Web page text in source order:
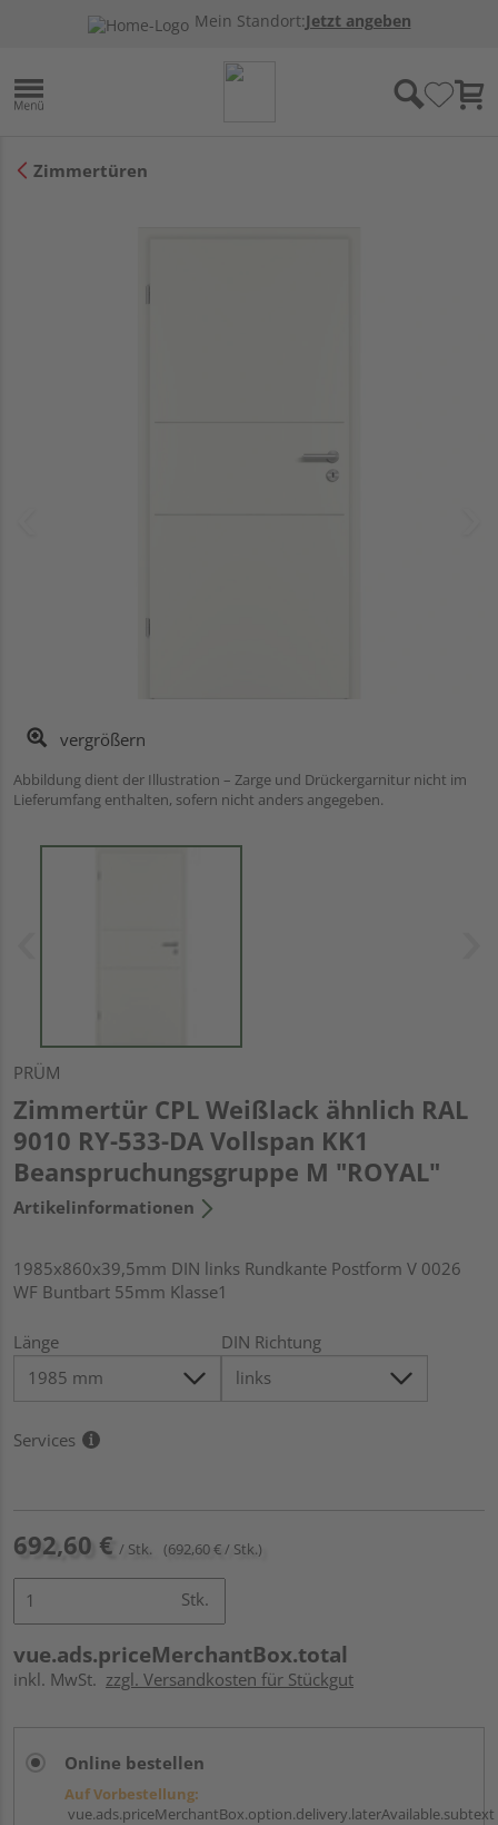
Mein Standort:Jetzt angeben
Zimmertüren
vergrößern
Abbildung dient der Illustration – Zarge und Drückergarnitur nicht im
Lieferumfang enthalten, sofern nicht anders angegeben.
PRÜM
Zimmertür CPL Weißlack ähnlich RAL
9010 RY-533-DA Vollspan KK1
Beanspruchungsgruppe M "ROYAL"
Artikelinformationen
1985x860x39,5mm DIN links Rundkante Postform V 0026
WF Buntbart 55mm Klasse1
Länge DIN Richtung
Services
692,60 € / Stk. (692,60 € / Stk.)
Stk.
vue.ads.priceMerchantBox.total
inkl. MwSt. zzgl. Versandkosten für Stückgut
Online bestellen
Auf Vorbestellung:
vue.ads.priceMerchantBox.option.delivery.laterAvailable.subtext